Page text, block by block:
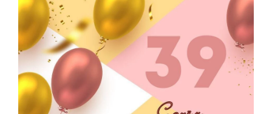
ПРАЗДНИКИ
С Днем рождения
Юбилей
Свадьба
Годовщина свадьбы